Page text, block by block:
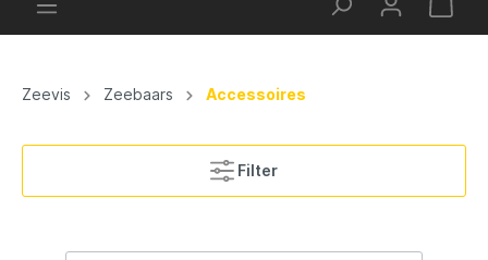
Zeevis Zeebaars Accessoires
Filter